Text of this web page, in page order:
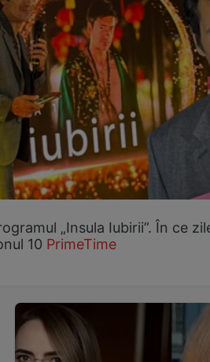
„Insula Iubirii”. În ce
10 PrimeTime